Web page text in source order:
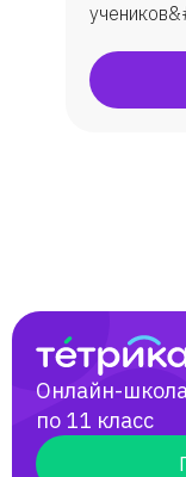
средняя
Онлайн-
по 11 класс